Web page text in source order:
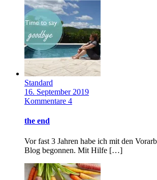
Standard
16. September 2019
Kommentare 4
the end
Vor fast 3 Jahren habe ich mit den
Blog begonnen. Mit Hilfe […]